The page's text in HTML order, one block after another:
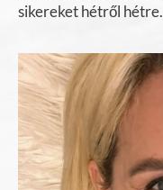
sikereket hétről hétre.